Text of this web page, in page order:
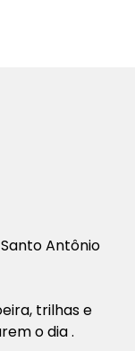
Antônio
trilhas e
o dia .